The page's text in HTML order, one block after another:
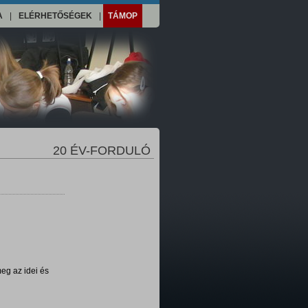
ELÉRHETŐSÉGEK TÁMOP
20 ÉV-FORDULÓ
az idei és